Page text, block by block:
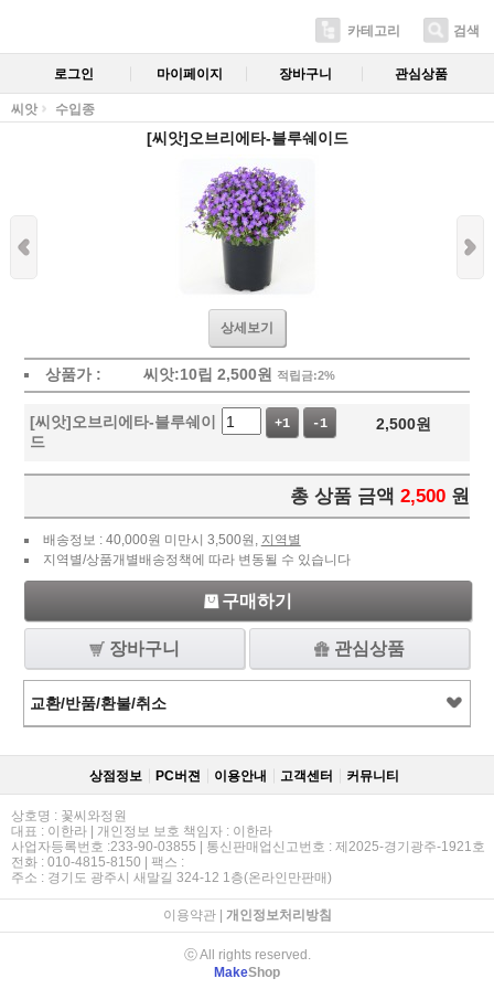
카테고리 검색
로그인 마이페이지 장바구니 관심상품
씨앗 수입종
[씨앗]오브리에타-블루쉐이드
상세보기
상품가 : 씨앗:10립 2,500원 적립금:2%
[씨앗]오브리에타-블루쉐이
드
+1 -1 2,500원
총 상품 금액 2,500 원
배송정보 : 40,000원 미만시 3,500원, 지역별
지역별/상품개별배송정책에 따라 변동될 수 있습니다
구매하기
장바구니 관심상품
교환/반품/환불/취소
상점정보 PC버젼 이용안내 고객센터 커뮤니티
상호명 : 꽃씨와정원
대표 : 이한라 | 개인정보 보호 책임자 : 이한라
사업자등록번호 :233-90-03855 | 통신판매업신고번호 : 제2025-경기광주-1921호
전화 : 010-4815-8150 | 팩스 :
주소 : 경기도 광주시 새말길 324-12 1층(온라인만판매)
이용약관| 개인정보처리방침
ⓒ All rights reserved.
MakeShop